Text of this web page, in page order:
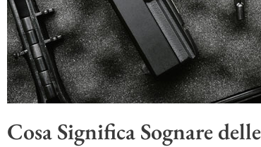
Cosa Significa Sognare